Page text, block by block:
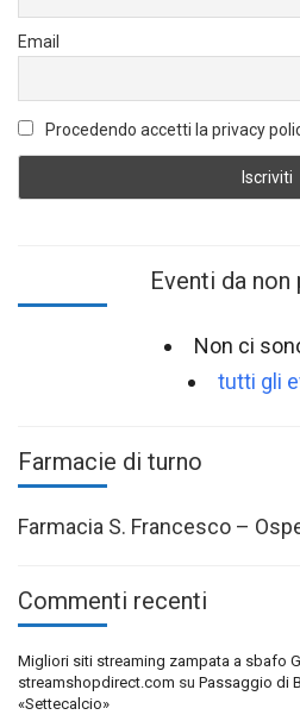
Email
Procedendo accetti la privacy
Eventi da non
Non ci
tutti gli
Farmacie di turno
Farmacia S. Francesco –
Commenti recenti
Migliori siti streaming zampata a sbafo
streamshopdirect.com su Passaggio di
«Settecalcio»